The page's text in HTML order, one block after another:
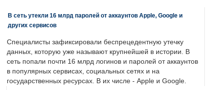
В сеть утекли 16 млрд паролей от аккаунтов Apple, Google и
других сервисов
Специалисты зафиксировали беспрецедентную утечку
данных, которую уже называют крупнейшей в истории. В
сеть попали почти 16 млрд логинов и паролей от аккаунтов
в популярных сервисах, социальных сетях и на
государственных ресурсах. В их числе - Apple и Google.